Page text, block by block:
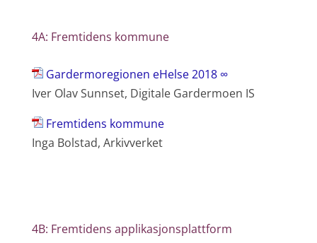
4A: Fremtidens kommune
Gardermoregionen eHelse 2018 ∞
Iver Olav Sunnset, Digitale Gardermoen IS
Fremtidens kommune
Inga Bolstad, Arkivverket
4B: Fremtidens applikasjonsplattform